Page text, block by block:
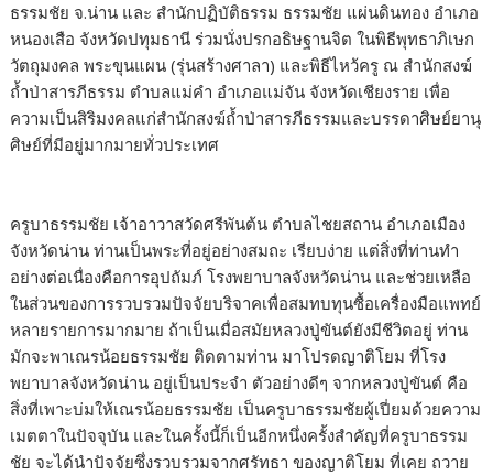
ธรรมชัย จ.น่าน และ สำนักปฏิบัติธรรม ธรรมชัย แผ่นดินทอง อำเภอ
หนองเสือ จังหวัดปทุมธานี ร่วมนั่งปรกอธิษฐานจิต ในพิธีพุทธาภิเษก
วัตถุมงคล พระขุนแผน (รุ่นสร้างศาลา) และพิธีไหว้ครู ณ สำนักสงฆ์
ถ้ำป่าสารภีธรรม ตำบลแม่คำ อำเภอแม่จัน จังหวัดเชียงราย เพื่อ
ความเป็นสิริมงคลแก่สำนักสงฆ์ถ้ำป่าสารภีธรรมและบรรดาศิษย์ยานุ
ศิษย์ที่มีอยู่มากมายทั่วประเทศ
ครูบาธรรมชัย เจ้าอาวาสวัดศรีพันต้น ตำบลไชยสถาน อำเภอเมือง
จังหวัดน่าน ท่านเป็นพระที่อยู่อย่างสมถะ เรียบง่าย แต่สิ่งที่ท่านทำ
อย่างต่อเนื่องคือการอุปถัมภ์ โรงพยาบาลจังหวัดน่าน และช่วยเหลือ
ในส่วนของการรวบรวมปัจจัยบริจาคเพื่อสมทบทุนซื้อเครื่องมือแพทย์
หลายรายการมากมาย ถ้าเป็นเมื่อสมัยหลวงปู่ขันต์ยังมีชีวิตอยู่ ท่าน
มักจะพาเณรน้อยธรรมชัย ติดตามท่าน มาโปรดญาติโยม ที่โรง
พยาบาลจังหวัดน่าน อยู่เป็นประจำ ตัวอย่างดีๆ จากหลวงปู่ขันต์ คือ
สิ่งที่เพาะบ่มให้เณรน้อยธรรมชัย เป็นครูบาธรรมชัยผู้เปี่ยมด้วยความ
เมตตาในปัจจุบัน และในครั้งนี้ก็เป็นอีกหนึ่งครั้งสำคัญที่ครูบาธรรม
ชัย จะได้นำปัจจัยซึ่งรวบรวมจากศรัทธา ของญาติโยม ที่เคย ถวาย